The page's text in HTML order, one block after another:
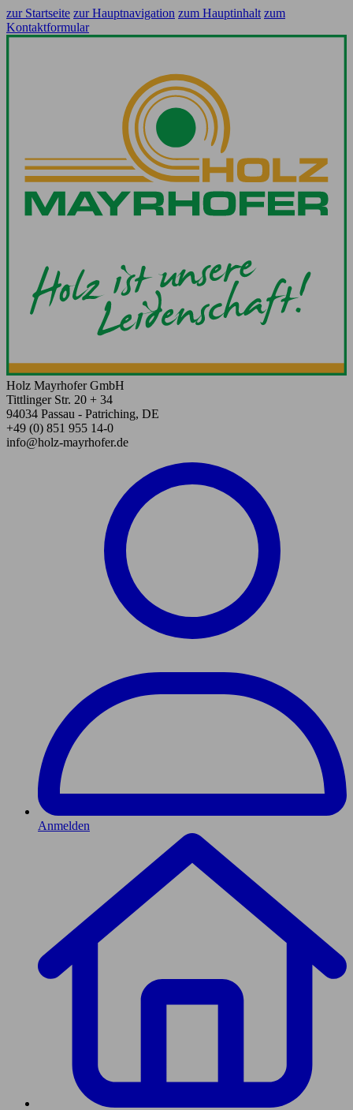
zur Startseite zur Hauptnavigation zum Hauptinhalt zum
Kontaktformular
Holz Mayrhofer GmbH
Tittlinger Str. 20 + 34
94034 Passau - Patriching, DE
+49 (0) 851 955 14-0
info@holz-mayrhofer.de
Anmelden